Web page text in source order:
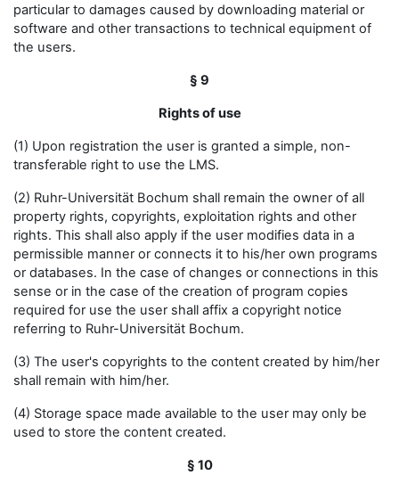
particular to damages caused by downloading material or
software and other transactions to technical equipment of
the users.
§ 9
Rights of use
(1) Upon registration the user is granted a simple, non-
transferable right to use the LMS.
(2) Ruhr-Universität Bochum shall remain the owner of all
property rights, copyrights, exploitation rights and other
rights. This shall also apply if the user modifies data in a
permissible manner or connects it to his/her own programs
or databases. In the case of changes or connections in this
sense or in the case of the creation of program copies
required for use the user shall affix a copyright notice
referring to Ruhr-Universität Bochum.
(3) The user's copyrights to the content created by him/her
shall remain with him/her.
(4) Storage space made available to the user may only be
used to store the content created.
§ 10